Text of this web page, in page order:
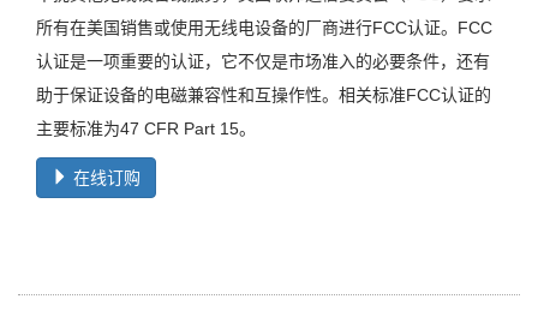
所有在美国销售或使用无线电设备的厂商进行FCC认证。FCC
认证是一项重要的认证，它不仅是市场准入的必要条件，还有
助于保证设备的电磁兼容性和互操作性。相关标准FCC认证的
主要标准为47 CFR Part 15。
在线订购